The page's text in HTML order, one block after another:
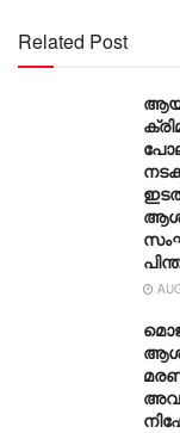
Related Post